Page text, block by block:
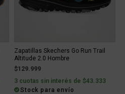
Zapatillas Skechers Go Run Trail
Altitude 2.0 Hombre
$129.999
3 cuotas sin interés de $43.333
Stock para envío